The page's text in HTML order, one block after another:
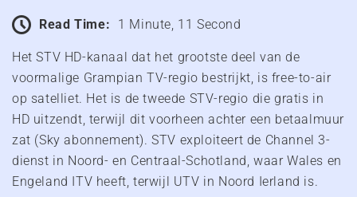
Read Time: 1 Minute, 11 Second
Het STV HD-kanaal dat het grootste deel van de
voormalige Grampian TV-regio bestrijkt, is free-to-air
op satelliet. Het is de tweede STV-regio die gratis in
HD uitzendt, terwijl dit voorheen achter een betaalmuur
zat (Sky abonnement). STV exploiteert de Channel 3-
dienst in Noord- en Centraal-Schotland, waar Wales en
Engeland ITV heeft, terwijl UTV in Noord Ierland is.